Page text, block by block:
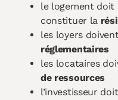
le logement doit
constituer la
les loyers
réglementaires
les locataires
de ressources
l’investisseur